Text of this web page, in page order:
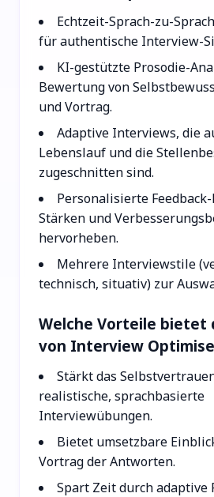
Echtzeit-Sprach-zu-
für authentische Interview-
KI-gestützte Prosodie-
Bewertung von
und Vortrag.
Adaptive Interviews, die
Lebenslauf und die
zugeschnitten sind.
Personalisierte
Stärken und
hervorheben.
Mehrere Interviewstile
technisch, situativ) zur
Welche Vorteile bietet
von Interview
Stärkt das
realistische, sprachbasierte
Interviewübungen.
Bietet umsetzbare
Vortrag der Antworten.
Spart Zeit durch adaptive